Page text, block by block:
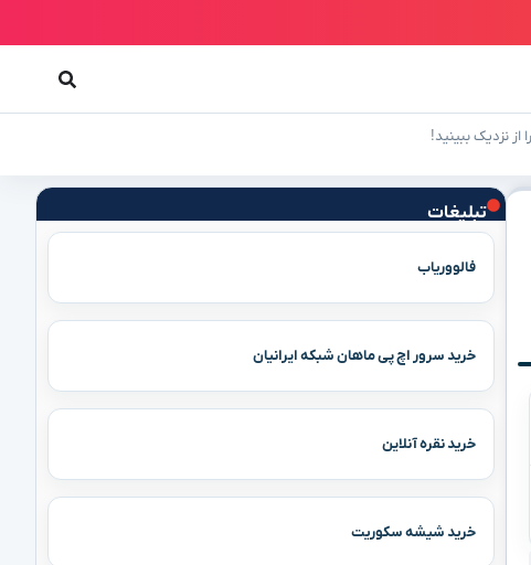
تبلیغات
فالووریاب
خرید سرور اچ پی ماهان شبکه ایرانیان
خرید نقره آنلاین
خرید شیشه سکوریت